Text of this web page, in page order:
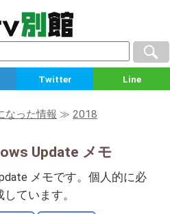
Twitter Line
なった情報 ≫ 2018
Update メモ
メモです。個人的に必
ています。